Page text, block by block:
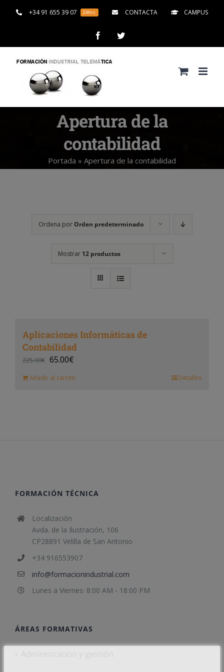
+34 91 655 39 07 24hrs CONTACTA CAMPUS
FacebookTwitter
Apertura de la
contabilidad
Portada » Apertura de la contabilidad
Ordena porOrden predeterminado
Mostrar 12 productos
Aplicaciones Informáticas de
Contabilidad
225.00€ 65.00€
Añadir al carrito Detalles
FORMACIÓN TÉCNICA
Localización
Avda. de la Ilustración, 106
CP28891 Velilla de San Antonio
+34 916553907
info@formacionindustrial.com
Lunes a Viernes: 8:00 AM - 18:00 PM
ÁREAS FORMATIVAS